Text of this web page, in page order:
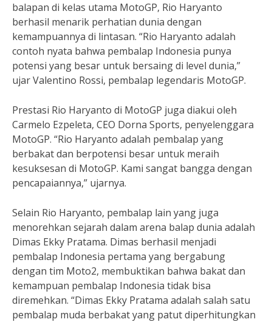
balapan di kelas utama MotoGP, Rio Haryanto
berhasil menarik perhatian dunia dengan
kemampuannya di lintasan. “Rio Haryanto adalah
contoh nyata bahwa pembalap Indonesia punya
potensi yang besar untuk bersaing di level dunia,”
ujar Valentino Rossi, pembalap legendaris MotoGP.
Prestasi Rio Haryanto di MotoGP juga diakui oleh
Carmelo Ezpeleta, CEO Dorna Sports, penyelenggara
MotoGP. “Rio Haryanto adalah pembalap yang
berbakat dan berpotensi besar untuk meraih
kesuksesan di MotoGP. Kami sangat bangga dengan
pencapaiannya,” ujarnya.
Selain Rio Haryanto, pembalap lain yang juga
menorehkan sejarah dalam arena balap dunia adalah
Dimas Ekky Pratama. Dimas berhasil menjadi
pembalap Indonesia pertama yang bergabung
dengan tim Moto2, membuktikan bahwa bakat dan
kemampuan pembalap Indonesia tidak bisa
diremehkan. “Dimas Ekky Pratama adalah salah satu
pembalap muda berbakat yang patut diperhitungkan